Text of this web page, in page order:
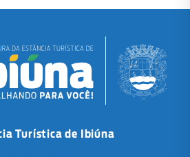
Turística de Ibiúna